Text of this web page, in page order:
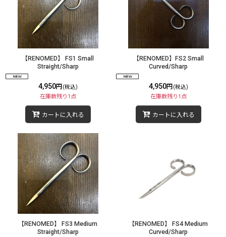
【RENOMED】 FS1 Small
Straight/Sharp
4,950円 (税込)
在庫数残り1点
カートに入れる
【RENOMED】FS2 Small
Curved/Sharp
4,950円 (税込)
在庫数残り1点
カートに入れる
【RENOMED】 FS3 Medium
Straight/Sharp
【RENOMED】 FS4 Medium
Curved/Sharp